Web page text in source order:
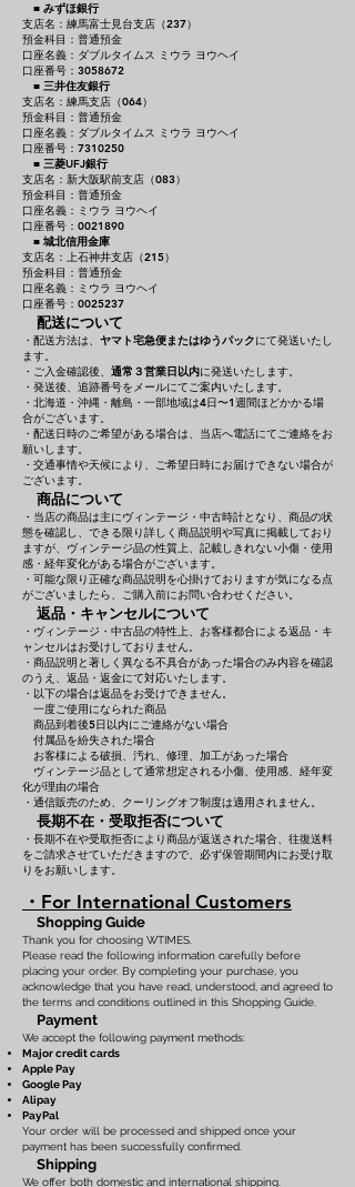
■ みずほ銀行
支店名：練馬富士見台支店（237）
預金科目：普通預金
口座名義：ダブルタイムス ミウラ ヨウヘイ
口座番号：3058672
■ 三井住友銀行
支店名：練馬支店（064）
預金科目：普通預金
口座名義：ダブルタイムス ミウラ ヨウヘイ
口座番号：7310250
■ 三菱UFJ銀行
支店名：新大阪駅前支店（083）
預金科目：普通預金
口座名義：ミウラ ヨウヘイ
口座番号：0021890
■ 城北信用金庫
支店名：上石神井支店（215）
預金科目：普通預金
口座名義：ミウラ ヨウヘイ
口座番号：0025237
配送について
・配送方法は、 ヤマト宅急便またはゆうパックにて発送いたし
ます。
・ご入金確認後、 通常３営業日以内に発送いたします。
・発送後、追跡番号をメールにてご案内いたします。
・北海道・沖縄・離島・一部地域は4日〜1週間ほどかかる場
合がございます。
・配送日時のご希望がある場合は、当店へ電話にてご連絡をお
願いします。
・交通事情や天候により、ご希望日時にお届けできない場合が
ございます。
商品について
・当店の商品は主にヴィンテージ・中古時計となり、商品の状
態を確認し、できる限り詳しく商品説明や写真に掲載しており
ますが、ヴィンテージ品の性質上、記載しきれない小傷・使用
感・経年変化がある場合がございます。
・可能な限り正確な商品説明を心掛けておりますが気になる点
がございましたら、ご購入前にお問い合わせください。
返品・キャンセルについて
・ヴィンテージ・中古品の特性上、お客様都合による返品・キ
ャンセルはお受けしておりません。
・商品説明と著しく異なる不具合があった場合のみ内容を確認
のうえ、返品・返金にて対応いたします。
・以下の場合は返品をお受けできません。
一度ご使用になられた商品
商品到着後5日以内にご連絡がない場合
付属品を紛失された場合
お客様による破損、汚れ、修理、加工があった場合
ヴィンテージ品として通常想定される小傷、使用感、経年変
化が理由の場合
・通信販売のため、クーリングオフ制度は適用されません。
長期不在・受取拒否について
・長期不在や受取拒否により商品が返送された場合、往復送料
をご請求させていただきますので、必ず保管期間内にお受け取
りをお願いします。
・For International Customers
Shopping Guide
Thank you for choosing WTIMES.
Please read the following information carefully before
placing your order. By completing your purchase, you
acknowledge that you have read, understood, and agreed to
the terms and conditions outlined in this Shopping Guide.
Payment
We accept the following payment methods:
Major credit cards
Apple Pay
Google Pay
Alipay
PayPal
Your order will be processed and shipped once your
payment has been successfully confirmed.
Shipping
We offer both domestic and international shipping.